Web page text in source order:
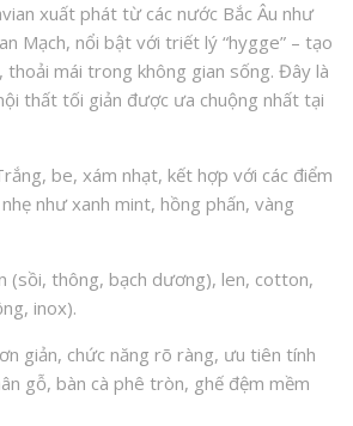
xuất phát từ các nước Bắc Âu như
Mạch, nổi bật với triết lý “hygge” – tạo
thoải mái trong không gian sống. Đây là
thất tối giản được ưa chuộng nhất tại
be, xám nhạt, kết hợp với các điểm
như xanh mint, hồng phấn, vàng
(sồi, thông, bạch dương), len, cotton,
inox).
giản, chức năng rõ ràng, ưu tiên tính
gỗ, bàn cà phê tròn, ghế đệm mềm